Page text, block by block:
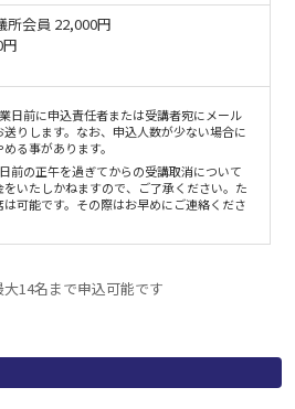
所会員 22,000円
日前に申込責任者または受講者宛にメール
送りします。なお、申込人数が少ない場合に
る事があります。
前の正午を過ぎてからの受講取消について
をいたしかねますので、ご了承ください。た
は可能です。その際はお早めにご連絡くださ
14名まで申込可能です